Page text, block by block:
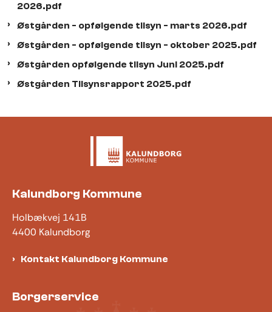
2026.pdf
Østgården - opfølgende tilsyn - marts 2026.pdf
Østgården - opfølgende tilsyn - oktober 2025.pdf
Østgården opfølgende tilsyn Juni 2025.pdf
Østgården Tilsynsrapport 2025.pdf
Kalundborg Kommune
Holbækvej 141B
4400 Kalundborg
Kontakt Kalundborg Kommune
Borgerservice